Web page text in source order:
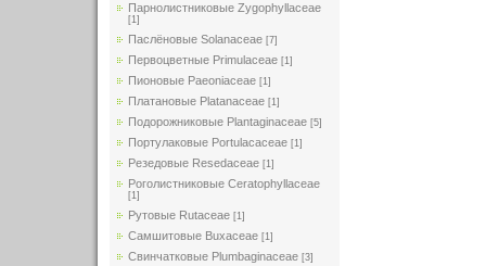
Парнолистниковые Zygophyllaceae
[1]
Паслёновые Solanaceae [7]
Первоцветные Primulaceae [1]
Пионовые Paeoniaceae [1]
Платановые Platanaceae [1]
Подорожниковые Plantaginaceae [5]
Портулаковые Portulacaceae [1]
Резедовые Resedaceae [1]
Роголистниковые Ceratophyllaceae
[1]
Рутовые Rutaceae [1]
Самшитовые Buxaceae [1]
Свинчатковые Plumbaginaceae [3]